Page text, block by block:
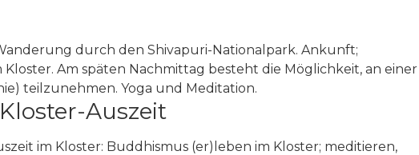
durch den Shivapuri-Nationalpark. Ankunft;
Am späten Nachmittag besteht die Möglichkeit, an einer
teilzunehmen. Yoga und Meditation.
Auszeit
im Kloster: Buddhismus (er)leben im Kloster; meditieren,